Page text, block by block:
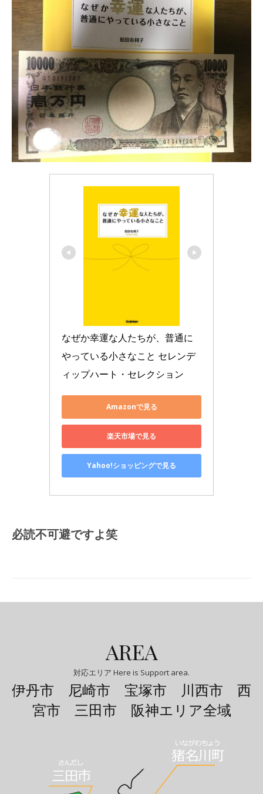
なぜか幸運な人たちが、普通に
やっている小さなこと セレンデ
ィップハート・セレクション
Amazonで見る
楽天市場で見る
Yahoo!ショッピングで見る
必読不可避ですよ笑
AREA
対応エリア Here is Support area.
伊丹市 尼崎市 宝塚市 川西市 西
宮市 三田市 阪神エリア全域